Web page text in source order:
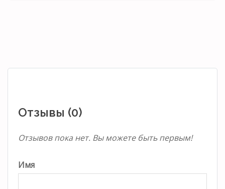
Отзывы (0)
Отзывов пока нет. Вы можете быть первым!
Имя